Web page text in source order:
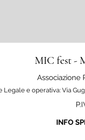
MIC fest -
Associazione
Legale e operativa: Via
INFO